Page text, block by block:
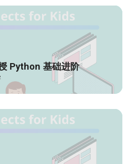
Python 基础进阶